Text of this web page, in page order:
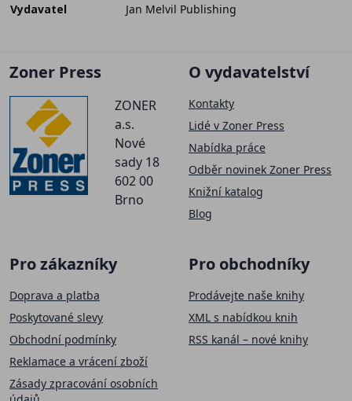
Vydavatel
Jan Melvil Publishing
Zoner Press
ZONER
a.s.
Nové
sady 18
602 00
Brno
O vydavatelství
Kontakty
Lidé v Zoner Press
Nabídka práce
Odběr novinek Zoner Press
Knižní katalog
Blog
Pro zákazníky
Doprava a platba
Poskytované slevy
Obchodní podmínky
Reklamace a vrácení zboží
Zásady zpracování osobních
Pro obchodníky
Prodávejte naše knihy
XML s nabídkou knih
RSS kanál – nové knihy